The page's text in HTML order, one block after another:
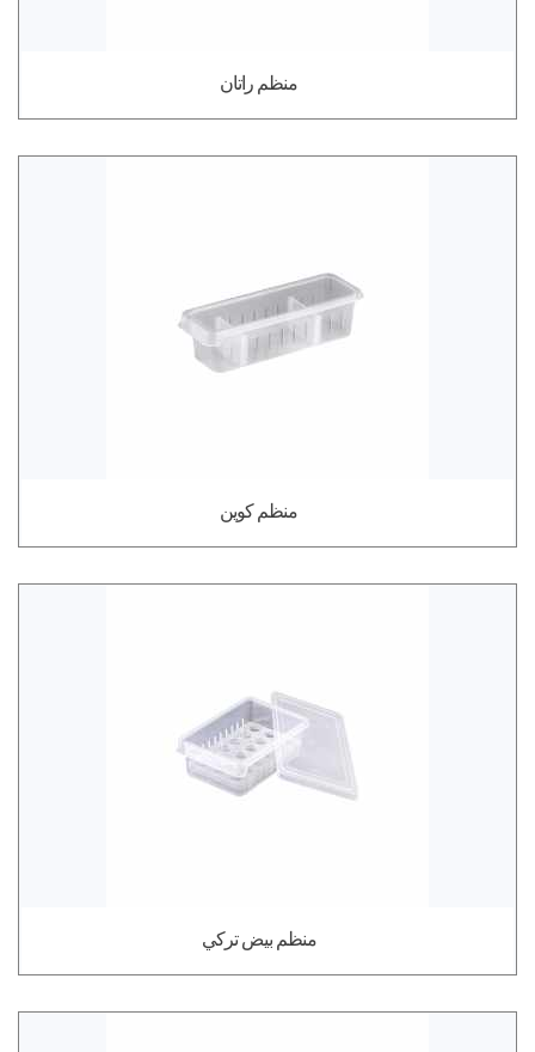
منظم راتان
منظم كوين
منظم بيض تركي